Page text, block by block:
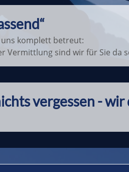
uns komplett betreut:
Vermittlung sind wir für Sie da
vergessen -